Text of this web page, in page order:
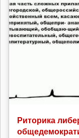
Риторика